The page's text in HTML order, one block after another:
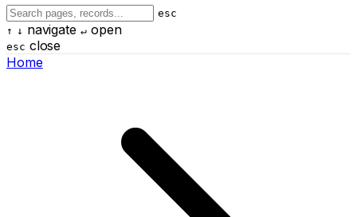
esc
↑ ↓ navigate ↵open
esc close
Home